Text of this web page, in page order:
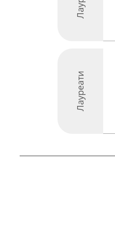
Лауреати